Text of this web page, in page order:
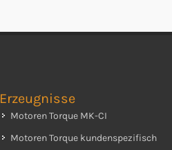
Erzeugnisse
Motoren Torque MK-CI
Motoren Torque kundenspezifisch